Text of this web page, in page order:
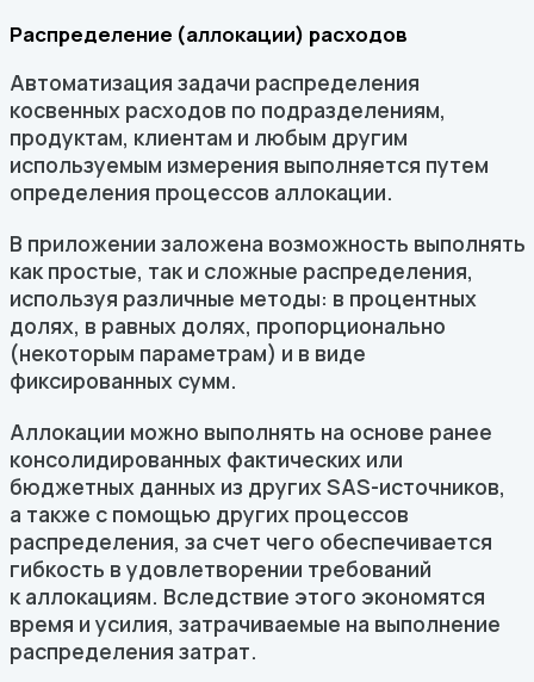
Распределение (аллокации) расходов
Автоматизация задачи распределения
косвенных расходов по подразделениям,
продуктам, клиентам и любым другим
используемым измерения выполняется путем
определения процессов аллокации.
В приложении заложена возможность выполнять
как простые, так и сложные распределения,
используя различные методы: в процентных
долях, в равных долях, пропорционально
(некоторым параметрам) и в виде
фиксированных сумм.
Аллокации можно выполнять на основе ранее
консолидированных фактических или
бюджетных данных из других SAS-источников,
а также с помощью других процессов
распределения, за счет чего обеспечивается
гибкость в удовлетворении требований
к аллокациям. Вследствие этого экономятся
время и усилия, затрачиваемые на выполнение
распределения затрат.